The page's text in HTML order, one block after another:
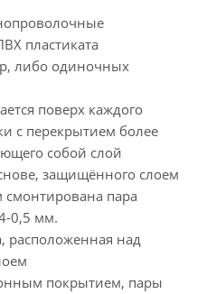
пластиката
либо одиночных
поверх каждого
с перекрытием более
собой слой
защищённого слоем
пара
0,5 мм.
расположенная над
покрытием, пары